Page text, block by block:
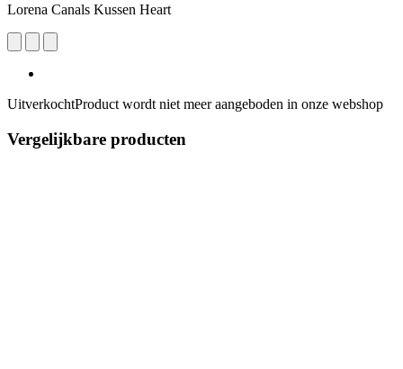
Lorena Canals Kussen Heart
UitverkochtProduct wordt niet meer aangeboden in onze webshop
Vergelijkbare producten